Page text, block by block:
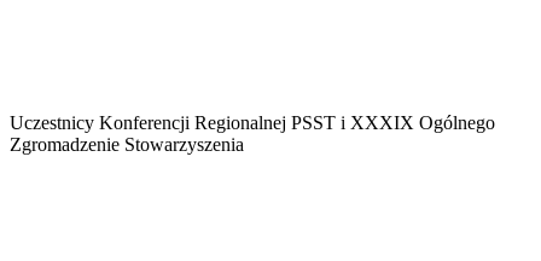
Uczestnicy Konferencji Regionalnej PSST i XXXIX Ogólnego
Zgromadzenie Stowarzyszenia